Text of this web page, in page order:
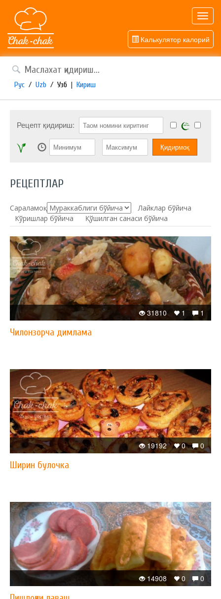
Калькулятор калорий
Рус / Uzb / Узб | Кириш
Рецепт қидириш:
РЕЦЕПТЛАР
Сараламоқ:
Лайклар бўйича
Кўришлар бўйича
Қўшилган санаси бўйича
1
1
31810
Чилонзорча димлама
0
0
19192
Ширин булочка
0
0
14908